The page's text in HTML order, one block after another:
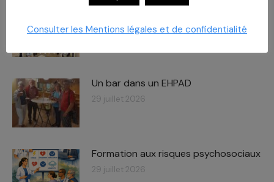
29 juillet 2026
Un bar dans un EHPAD
29 juillet 2026
Formation aux risques psychosociaux
29 juillet 2026
Consulter les Mentions légales et de confidentialité